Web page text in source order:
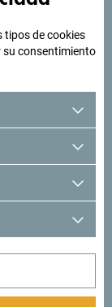
tipos de cookies
su consentimiento